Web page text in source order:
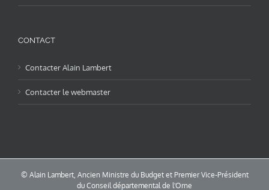
CONTACT
Contacter Alain Lambert
Contacter le webmaster
© Alain Lambert, Ancien Ministre du Budget et Premier Vice-Président
du Conseil départemental de l'Orne